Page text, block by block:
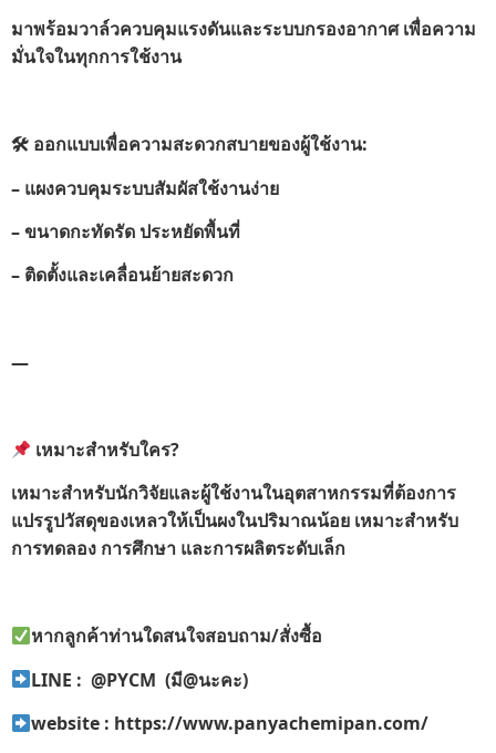
มาพร้อมวาล์วควบคุมแรงดันและระบบกรองอากาศ เพื่อความ
มั่นใจในทุกการใช้งาน
🛠 ออกแบบเพื่อความสะดวกสบายของผู้ใช้งาน:
– แผงควบคุมระบบสัมผัสใช้งานง่าย
– ขนาดกะทัดรัด ประหยัดพื้นที่
– ติดตั้งและเคลื่อนย้ายสะดวก
—
เหมาะสำหรับใคร?
เหมาะสำหรับนักวิจัยและผู้ใช้งานในอุตสาหกรรมที่ต้องการ
แปรรูปวัสดุของเหลวให้เป็นผงในปริมาณน้อย เหมาะสำหรับ
การทดลอง การศึกษา และการผลิตระดับเล็ก
หากลูกค้าท่านใดสนใจสอบถาม/สั่งซื้อ
LINE : @PYCM (มี@นะคะ)
website : https://www.panyachemipan.com/